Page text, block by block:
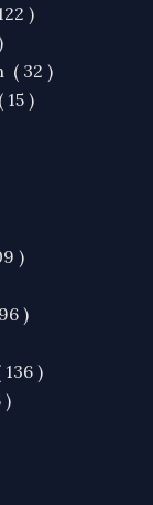
)
( 32 )
)
)
)
)
)